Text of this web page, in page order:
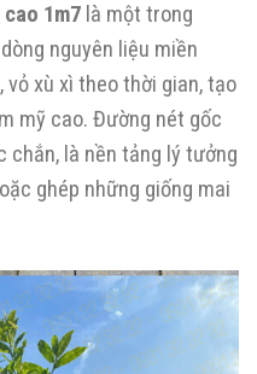
cao 1m7 là một trong
nguyên liệu miền
vỏ xù xì theo thời gian, tạo
mỹ cao. Đường nét gốc
chắn, là nền tảng lý tưởng
ghép những giống mai